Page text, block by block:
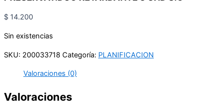
$ 14.200
Sin existencias
SKU: 200033718 Categoría: PLANIFICACION
Valoraciones (0)
Valoraciones